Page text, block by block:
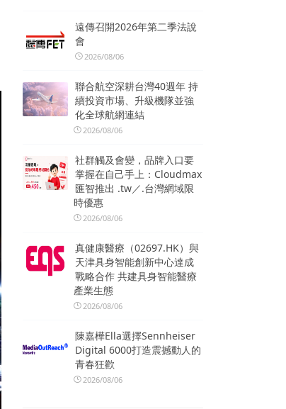
遠傳召開2026年第二季法說
會
2026/08/06
聯合航空深耕台灣40週年 持
續投資市場、升級機隊並強
化全球航網連結
2026/08/06
社群觸及會變，品牌入口要
掌握在自己手上：Cloudmax
匯智推出 .tw／.台灣網域限
時優惠
2026/08/06
真健康醫療（02697.HK）與
天津具身智能創新中心達成
戰略合作 共建具身智能醫療
產業生態
2026/08/06
陳嘉樺Ella選擇Sennheiser
Digital 6000打造震撼動人的
青春狂歡
2026/08/06